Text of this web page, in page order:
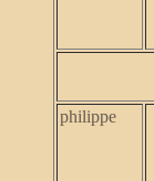
philippe